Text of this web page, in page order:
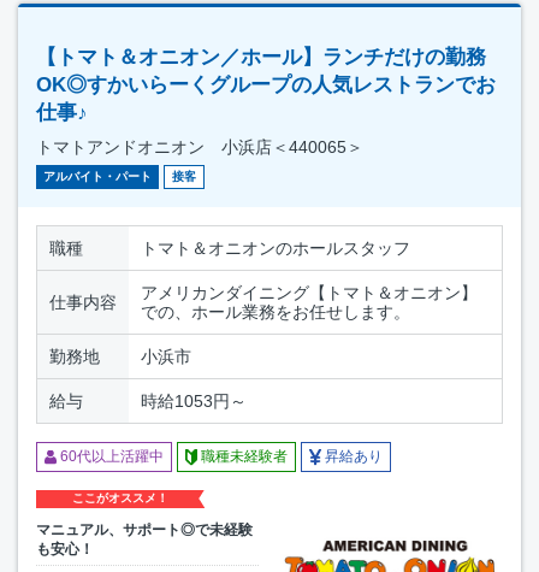
【トマト＆オニオン／ホール】ランチだけの勤務
OK◎すかいらーくグループの人気レストランでお
仕事♪
トマトアンドオニオン 小浜店＜440065＞
アルバイト・パート 接客
職種 トマト＆オニオンのホールスタッフ
仕事内容
アメリカンダイニング【トマト＆オニオン】
での、ホール業務をお任せします。
勤務地 小浜市
給与 時給1053円～
60代以上活躍中 職種未経験者 昇給あり
ここがオススメ！
マニュアル、サポート◎で未経験
も安心！